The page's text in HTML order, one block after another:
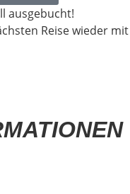
ausgebucht!
Reise wieder mit